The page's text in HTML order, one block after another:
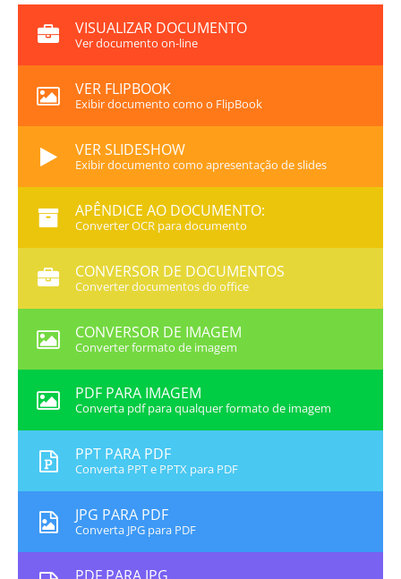
VISUALIZAR DOCUMENTO
Ver documento on-line
VER FLIPBOOK
Exibir documento como o FlipBook
VER SLIDESHOW
Exibir documento como apresentação de slides
APÊNDICE AO DOCUMENTO:
Converter OCR para documento
CONVERSOR DE DOCUMENTOS
Converter documentos do office
CONVERSOR DE IMAGEM
Converter formato de imagem
PDF PARA IMAGEM
Converta pdf para qualquer formato de imagem
PPT PARA PDF
Converta PPT e PPTX para PDF
JPG PARA PDF
Converta JPG para PDF